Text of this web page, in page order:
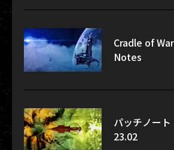
Cradle of
Notes
パッチノー
23.02